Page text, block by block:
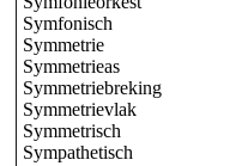
Symfonisch
Symmetrie
Symmetrieas
Symmetriebreking
Symmetrievlak
Symmetrisch
Sympathetisch